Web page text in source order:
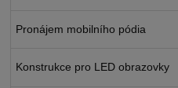
Pronájem mobilního pódia
Konstrukce pro LED obrazovky